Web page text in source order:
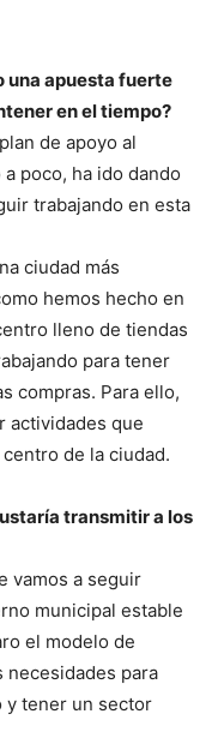
una apuesta fuerte
en el tiempo?
de apoyo al
poco, ha ido dando
trabajando en esta
ciudad más
hemos hecho en
lleno de tiendas
para tener
compras. Para ello,
actividades que
de la ciudad.
transmitir a los
vamos a seguir
municipal estable
el modelo de
necesidades para
y tener un sector